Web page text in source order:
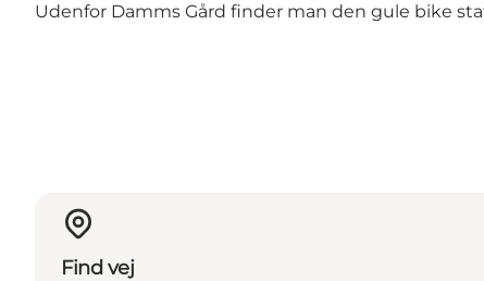
Udenfor Damms Gård finder man den gule bike
Find vej